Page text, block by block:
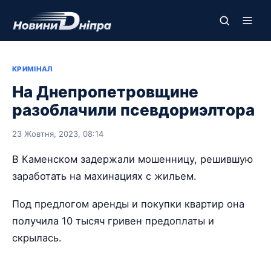
КРИМІНАЛ
На Днепропетровщине
разоблачили псевдориэлтора
23 Жовтня, 2023, 08:14
В Каменском задержали мошенницу, решившую
заработать на махинациях с жильем.
Под предлогом аренды и покупки квартир она
получила 10 тысяч гривен предоплаты и
скрылась.